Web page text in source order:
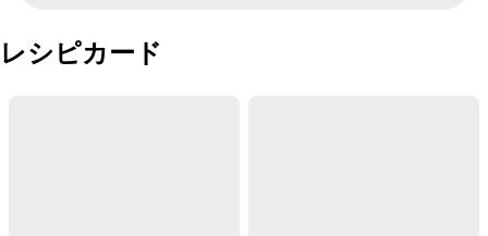
レシピカード